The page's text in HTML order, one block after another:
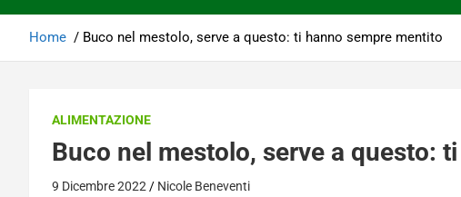
Home Buco nel mestolo, serve a questo: ti hanno sempre mentito
ALIMENTAZIONE
Buco nel mestolo, serve a questo:
9 Dicembre 2022 Nicole Beneventi